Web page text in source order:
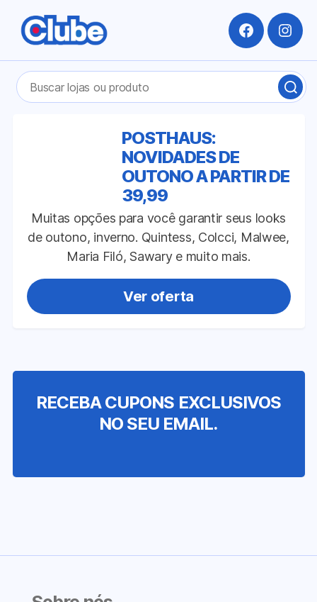
Pesquisar
por:
Facebook
POSTHAUS:
NOVIDADES DE
OUTONO A PARTIR DE
39,99
Muitas opções para você garantir seus looks
de outono, inverno. Quintess, Colcci, Malwee,
Maria Filó, Sawary e muito mais.
Ver oferta
RECEBA CUPONS EXCLUSIVOS
NO SEU EMAIL.